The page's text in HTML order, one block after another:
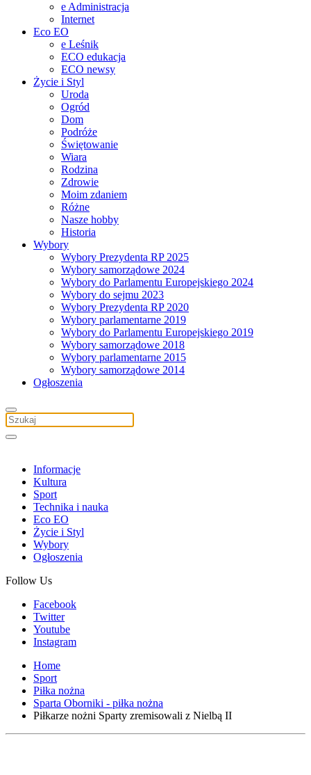
e Administracja
Internet
Eco EO
e Leśnik
ECO edukacja
ECO newsy
Życie i Styl
Uroda
Ogród
Dom
Podróże
Świętowanie
Wiara
Rodzina
Zdrowie
Moim zdaniem
Różne
Nasze hobby
Historia
Wybory
Wybory Prezydenta RP 2025
Wybory samorządowe 2024
Wybory do Parlamentu Europejskiego 2024
Wybory do sejmu 2023
Wybory Prezydenta RP 2020
Wybory parlamentarne 2019
Wybory do Parlamentu Europejskiego 2019
Wybory samorządowe 2018
Wybory parlamentarne 2015
Wybory samorządowe 2014
Ogłoszenia
Informacje
Kultura
Sport
Technika i nauka
Eco EO
Życie i Styl
Wybory
Ogłoszenia
Follow Us
Facebook
Twitter
Youtube
Instagram
Home
Sport
Piłka nożna
Sparta Oborniki - piłka nożna
Piłkarze nożni Sparty zremisowali z Nielbą II